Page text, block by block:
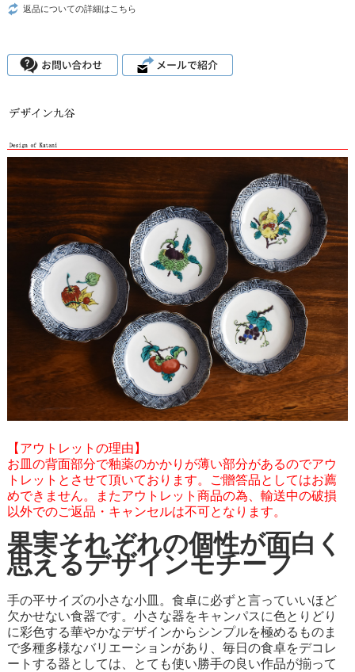
返品についての詳細はこちら
【アウトレットの理由】
お皿の背面部分で釉薬のかかりが薄い部分があるのでアウ
トレットとさせて頂いております。ご贈答品としてはお薦
めできません。またアウトレット商品の為、輸送中の破損
以外でのご返品・キャンセルは不可となります。
果実それぞれの個性が面白く
思えるデザインモチーフ
手の平サイズの小さな小皿。食卓に必ずと言っていいほど
欠かせない食器です。小さな器をキャンパスに色とりどり
に彩色する華やかなデザインからシンプルを極めるものま
で多種多様なバリエーションがあり、毎日の食卓をデコレ
ートする器としては、とても使い勝手の良い作品が揃って